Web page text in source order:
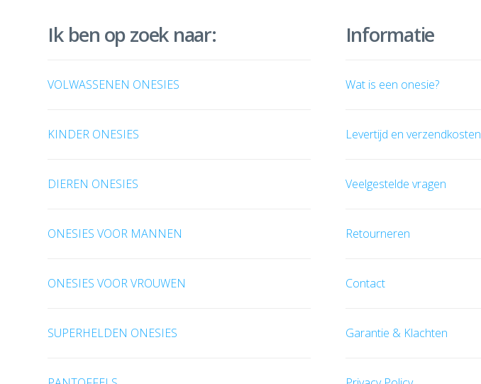
Ik ben op zoek naar:
VOLWASSENEN ONESIES
KINDER ONESIES
DIEREN ONESIES
ONESIES VOOR MANNEN
ONESIES VOOR VROUWEN
SUPERHELDEN ONESIES
Informatie
Wat is een onesie?
Levertijd en verzendkosten
Veelgestelde vragen
Retourneren
Contact
Garantie & Klachten